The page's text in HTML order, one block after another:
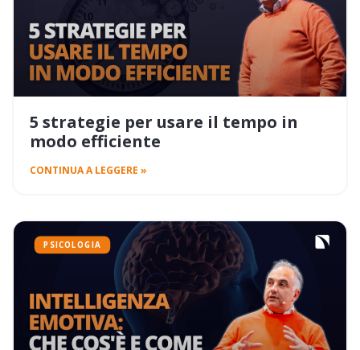
5 strategie per usare il tempo in
modo efficiente
CONTINUA A LEGGERE »
PSICOLOGIA